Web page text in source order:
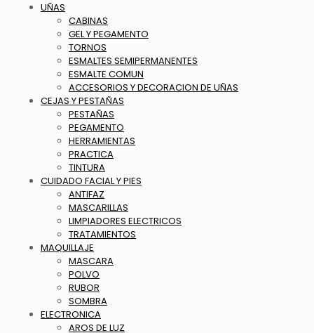
UÑAS
CABINAS
GEL Y PEGAMENTO
TORNOS
ESMALTES SEMIPERMANENTES
ESMALTE COMUN
ACCESORIOS Y DECORACION DE UÑAS
CEJAS Y PESTAÑAS
PESTAÑAS
PEGAMENTO
HERRAMIENTAS
PRACTICA
TINTURA
CUIDADO FACIAL Y PIES
ANTIFAZ
MASCARILLAS
LIMPIADORES ELECTRICOS
TRATAMIENTOS
MAQUILLAJE
MASCARA
POLVO
RUBOR
SOMBRA
ELECTRONICA
AROS DE LUZ